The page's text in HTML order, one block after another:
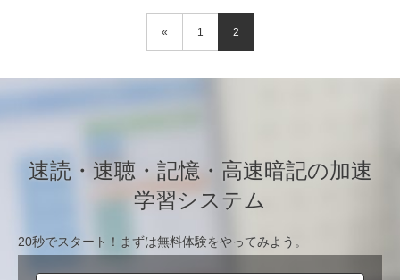
« 1 2
速読・速聴・記憶・高速暗記の加速
学習システム
20秒でスタート！まずは無料体験をやってみよう。